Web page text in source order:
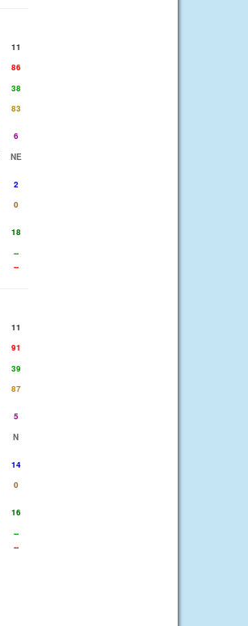
11
86
38
83
6
NE
2
0
18
--
--
11
91
39
87
5
N
14
0
16
--
--